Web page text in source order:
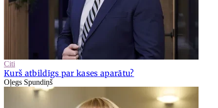
Citi
Kurš atbildīgs par kases aparātu?
Oļegs Spundiņš